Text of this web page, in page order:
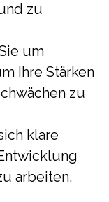
zu
um
Ihre Stärken
zu
klare
arbeiten.